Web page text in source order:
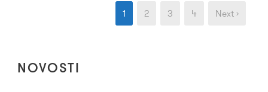
1 2 3 4 Next ›
NOVOSTI